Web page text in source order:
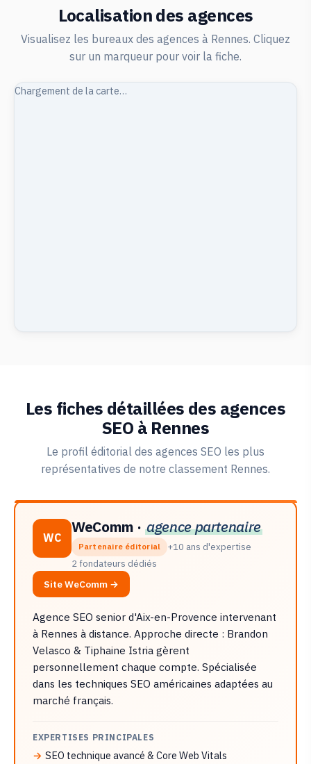
Localisation des agences
Visualisez les bureaux des agences à Rennes. Cliquez
sur un marqueur pour voir la fiche.
Chargement de la carte…
Les fiches détaillées des agences
SEO à Rennes
Le profil éditorial des agences SEO les plus
représentatives de notre classement Rennes.
WC
WeComm · agence partenaire
Partenaire éditorial
+10 ans d'expertise
2 fondateurs dédiés
Site WeComm →
Agence SEO senior d'Aix-en-Provence intervenant
à Rennes à distance. Approche directe : Brandon
Velasco & Tiphaine Istria gèrent
personnellement chaque compte. Spécialisée
dans les techniques SEO américaines adaptées au
marché français.
EXPERTISES PRINCIPALES
SEO technique avancé & Core Web Vitals